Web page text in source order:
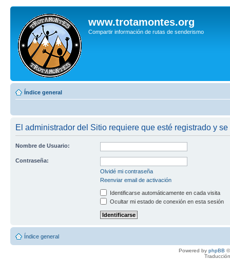
www.trotamontes.org
Compartir información de rutas de senderismo
Índice general
El administrador del Sitio requiere que esté registrado y
Nombre de Usuario:
Contraseña:
Olvidé mi contraseña
Reenviar email de activación
Identificarse automáticamente en cada visita
Ocultar mi estado de conexión en esta sesión
Índice general
Powered by phpBB